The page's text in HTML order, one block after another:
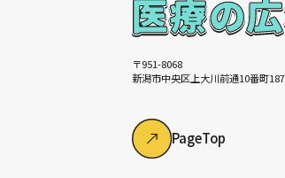
〒951-8068
新潟市中央区上大川前通10番町
PageTop